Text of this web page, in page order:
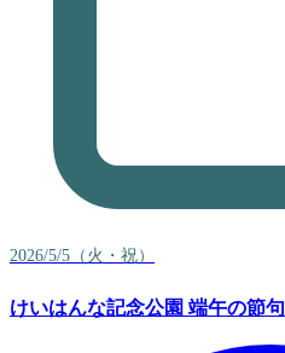
2026/5/5（火・祝）
けいはんな記念公園 端午の節句